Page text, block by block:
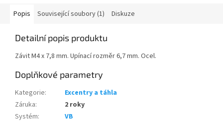
Popis Související soubory (1) Diskuze
Detailní popis produktu
Závit M4 x 7,8 mm. Upínací rozměr 6,7 mm. Ocel.
Doplňkové parametry
Kategorie:
Excentry a táhla
Záruka:
2 roky
Systém:
VB